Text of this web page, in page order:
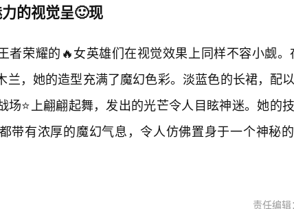
的视觉呈🙂现
者荣耀的🔥女英雄们在视觉效果上同样不容小觑。
兰，她的造型充满了魔幻色彩。淡蓝色的长裙，配
场⭐上翩翩起舞，发出的光芒令人目眩神迷。她的
带有浓厚的魔幻气息，令人仿佛置身于一个神秘
责任编